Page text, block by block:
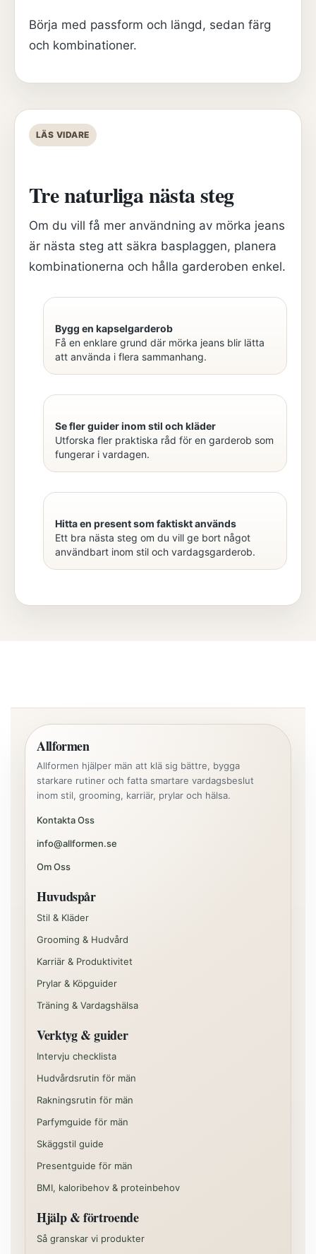
Börja med passform och längd, sedan färg
och kombinationer.
LÄS VIDARE
Tre naturliga nästa steg
Om du vill få mer användning av mörka jeans
är nästa steg att säkra basplaggen, planera
kombinationerna och hålla garderoben enkel.
Bygg en kapselgarderob
Få en enklare grund där mörka jeans blir lätta
att använda i flera sammanhang.
Se fler guider inom stil och kläder
Utforska fler praktiska råd för en garderob som
fungerar i vardagen.
Hitta en present som faktiskt används
Ett bra nästa steg om du vill ge bort något
användbart inom stil och vardagsgarderob.
Allformen
Allformen hjälper män att klä sig bättre, bygga
starkare rutiner och fatta smartare vardagsbeslut
inom stil, grooming, karriär, prylar och hälsa.
Kontakta Oss
info@allformen.se
Om Oss
Huvudspår
Stil & Kläder
Grooming & Hudvård
Karriär & Produktivitet
Prylar & Köpguider
Träning & Vardagshälsa
Verktyg & guider
Intervju checklista
Hudvårdsrutin för män
Rakningsrutin för män
Parfymguide för män
Skäggstil guide
Presentguide för män
BMI, kaloribehov & proteinbehov
Hjälp & förtroende
Så granskar vi produkter